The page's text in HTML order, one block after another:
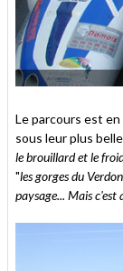
Le parcours est
sous leur plus
le brouillard et le
"les gorges du
paysage... Mais c'est